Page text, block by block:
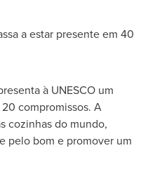
a estar presente em 40
à UNESCO um
compromissos. A
cozinhas do mundo,
pelo bom e promover um